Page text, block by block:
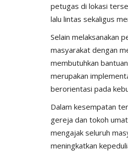
petugas di lokasi
lalu lintas sekaligus
Selain melaksanakan
masyarakat dengan
membutuhkan
merupakan
berorientasi pada
Dalam kesempatan
gereja dan tokoh
mengajak seluruh
meningkatkan
Manggarai
dan
HUMAS